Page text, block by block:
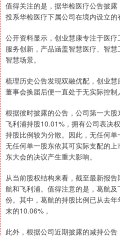
值得关注的是，据华检医疗公告披
投系华检医疗下属公司在境内设立的
公开资料显示，创业慧康专注于医
服务创新，产品涵盖智慧医疗、智
智慧场景。
梳理历史公告发现双融优配，创业
董事会换届后便一直处于无实际控制
根据彼时披露的公告，公司第一大
飞利浦持股10.01%，拥有公司表决
持股比例较为分散。因此，无任何
无任何单一股东依其可实际支配的
东大会的决议产生重大影响。
从当前股权结构来看，截至最新报
航和飞利浦。值得注意的是，葛航
份。其中，葛航的持股比例已从去
末的10.06%，
此外，根据公司近期披露的减持公